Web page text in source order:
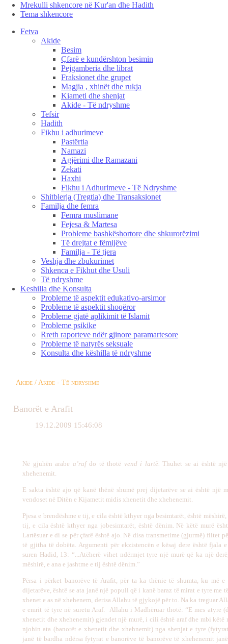
Mrekulli shkencore në Kur'an dhe Hadith
Tema shkencore
Fetva
Akide
Besim
Çfarë e kundërshton besimin
Pejgamberia dhe librat
Fraksionet dhe grupet
Magjia , xhinët dhe rukja
Kiameti dhe shenjat
Akide - Të ndryshme
Tefsir
Hadith
Fikhu i adhurimeve
Pastërtia
Namazi
Agjërimi dhe Ramazani
Zekati
Haxhi
Fikhu i Adhurimeve - Të Ndryshme
Shitblerja (Tregtia) dhe Transaksionet
Familja dhe femra
Femra muslimane
Fejesa & Martesa
Probleme bashkëshortore dhe shkurorëzimi
Të drejtat e fëmijëve
Familja - Të tjera
Veshja dhe zbukurimet
Shkenca e Fikhut dhe Usuli
Të ndryshme
Keshilla dhe Konsulta
Probleme të aspektit edukativo-arsimor
Probleme të aspektit shoqëror
Probleme gjatë aplikimit të Islamit
Probleme psikike
Rreth raporteve ndër gjinore paramartesore
Probleme të natyrës seksuale
Konsulta dhe këshilla të ndryshme
Akide / Akide - Të ndryshme
Banorët e Arafit
19.12.2009 15:46:08
Në gjuhën arabe a’rafdo të thotë vend i lartë. Thuhet se ai është
xhehenemit.
E sakta është ajo që kanë thënë shumë prej dijetarëve se ai është
vendoset në Ditën e Kijametit midis xhenetit dhe xhehenemit.
Pjesa e brendëshme e tij, e cila është kthyer nga besimtarët, është mëshirë,
tij, e cila është kthyer nga jobesimtarët, është dënim. Në këtë murë
Lartësuar e di se për çfarë është ajo. Në disa transmetime (gjurmë) flitet
të gjitha të dobëta. Argumenti për ekzistencën e kësaj dere është fjala
suren Hadid, 13: “...Atëherë vihet ndërmjet tyre një murë që ka një
mëshirë, e ana e jashtme e tij është dënim.”
Përsa i përket banorëve të Arafit, për ta ka thënie të shumta, ku më e
dijetarëve, është se ata janë një popull që i kanë baraz të mirat e tyre me
xhenet e as në xhehenem, derisa Allahu të gjykojë për to. Na ka treguar
e emrit të tyre në suretu Araf. Allahu i Madhëruar thotë: “E mes atyre
xhenetit dhe xhehenemit) gjendet një murë, i cili është araf dhe mbi këtë
njohin ata (banorët e xhenetit dhe xhehnemit) nga shenjat e tyre
janë të bardha ndërsa fytyrat e banorëve të banorëve të xhehenemit